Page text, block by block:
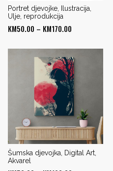
Portret djevojke, Ilustracija,
Ulje, reprodukcija
KM50.00 – KM170.00
through
KM170.00
Šumska djevojka, Digital Art,
Akvarel